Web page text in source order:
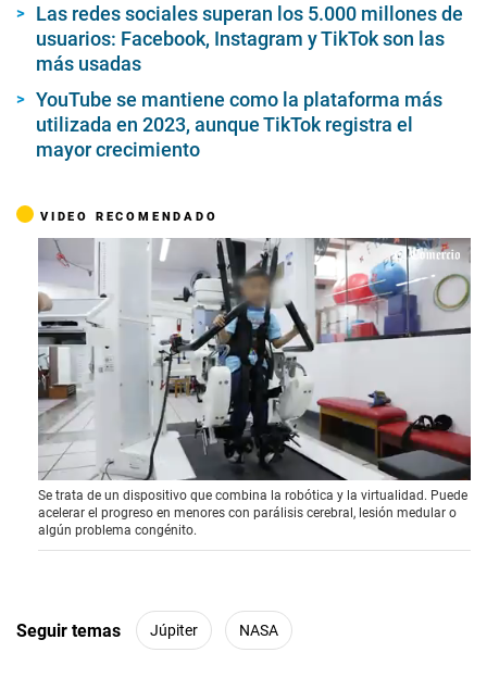
Las redes sociales superan los 5.000 millones de
usuarios: Facebook, Instagram y TikTok son las
más usadas
YouTube se mantiene como la plataforma más
utilizada en 2023, aunque TikTok registra el
mayor crecimiento
VIDEO RECOMENDADO
0
o
f
4
m
t
e
Se trata de un dispositivo que combina la robótica y la virtualidad. Puede
acelerar el progreso en menores con parálisis cerebral, lesión medular o
algún problema congénito.
Seguir temas Júpiter NASA